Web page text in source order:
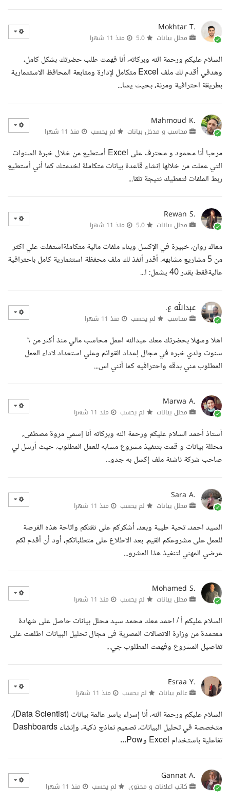
Mokhtar T.
محلل بيانات منذ 11 شهرا
السلام عليكم ورحمة الله وبركاته، أنا فهمت طلب حضرتك بشكل كامل،
وهدفي أقدم لك ملف Excel متكامل لإدارة ومتابعة المحافظ الاستثمارية
بطريقة احترافية ومرنة، بحيث يسا...
Mahmoud K.
محاسب و مدخل بيانات لم يحسب منذ 11 شهرا
مرحبا أنا محمود و محترف على Excel أستطيع من خلال خبرة السنوات
التي عملت من خلالها إنشاء قاعدة بيانات متكاملة لخدمتك كما أني أستطيع
ربط الملفات لتعطيك نتيجة تلقا...
Rewan S.
محلل بيانات منذ 11 شهرا
معاك روان، خبيرة في الإكسل وبناء ملفات مالية متكاملةاشتغلت علي اكثر
من 5 مشاريع مشابهه. أقدر أنفذ لك ملف محفظة استثمارية كامل باحترافية
عاليةفقط بقدر 40 يشمل: ا...
عبدالله ع.
محاسب لم يحسب منذ 11 شهرا
اهلا وسهلا بحضرتك معك عبدالله اعمل محاسب مالي منذ أكثر من ٦
سنوت ولدي خبره في مجال إعداد القوائم وعلي استعداد لاداء العمل
المطلوب مني بدقه واحترافيه كما أنني اس...
Marwa A.
محلل بيانات لم يحسب منذ 11 شهرا
أستاذ أحمد السلام عليكم ورحمة الله وبركاته أنا إسمي مروة مصطفى,
محللة بيانات و قمت بتنفيذ مشروع مشابه للعمل المطلوب. حيث أرسل لي
صاحب شركة ناشئة ملف إكسل به جدو...
Sara A.
محلل بيانات لم يحسب منذ 11 شهرا
السيد احمد، تحية طيبة وبعد، أشكركم على ثقتكم واتاحة هذه الفرصة
للعمل على مشروعكم القيم. بعد الاطلاع على متطلباتكم، أود أن أقدم لكم
عرضي المهني لتنفيذ هذا المشرو...
Mohamed S.
محلل بيانات لم يحسب منذ 11 شهرا
السلام عليكم أ / احمد معك محمد سيد محلل بيانات حاصل على شهادة
معتمدة من وزارة الاتصالات المصرية فى مجال تحليل البيانات اطلعت على
تفاصيل المشروع وفهمت المطلوب جي...
Esraa Y.
عالم بيانات لم يحسب منذ 11 شهرا
السلام عليكم ورحمة الله، أنا إسراء ياسر عالمة بيانات (Data Scientist)،
متخصصة في تحليل البيانات، تصميم نماذج ذكية، وإنشاء Dashboards
تفاعلية باستخدام Excel وPow...
Gannat A.
كاتب اعلانات و محتوى لم يحسب منذ 11 شهرا